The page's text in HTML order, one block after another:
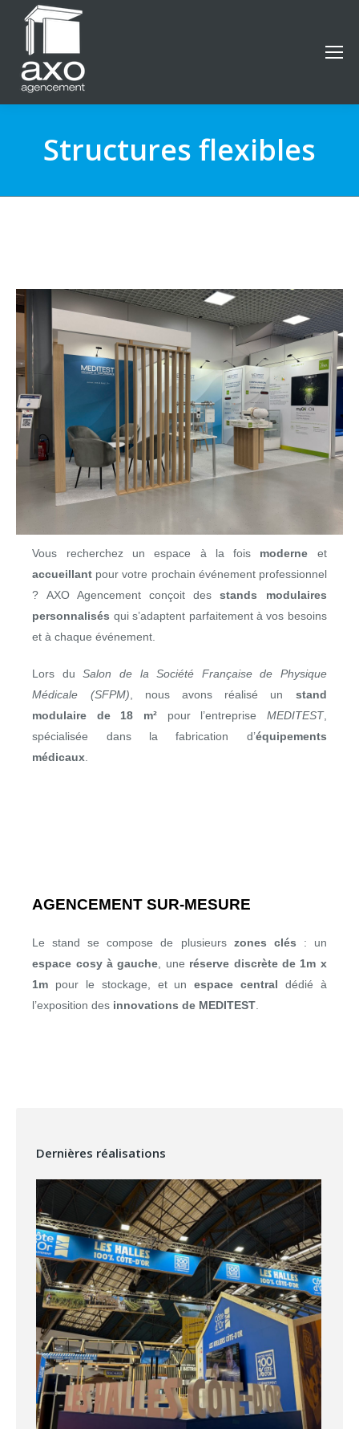
Structures flexibles
Vous recherchez un espace à la fois moderne et
accueillant pour votre prochain événement professionnel
? AXO Agencement conçoit desstands modulaires
personnalisés qui s’adaptent parfaitement à vos besoins
et à chaque événement.
Lors duSalon de la Société Française de Physique
Médicale (SFPM) , nous avons réalisé un stand
modulaire de 18 m² pour l’entreprise MEDITEST,
spécialisée dans la fabrication d’équipements
médicaux
AGENCEMENT SUR-MESURE
Le stand se compose de plusieurs zones clés : un
espace cosy à gauche , une réserve discrète de 1m x
1m pour le stockage, et unespace central dédié à
l’exposition des innovations de MEDITEST
Dernières réalisations